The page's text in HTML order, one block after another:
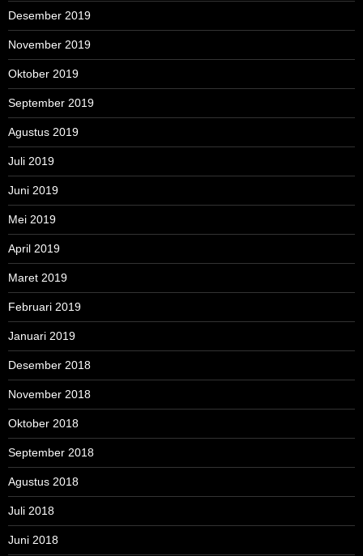
Desember 2019
November 2019
Oktober 2019
September 2019
Agustus 2019
Juli 2019
Juni 2019
Mei 2019
April 2019
Maret 2019
Februari 2019
Januari 2019
Desember 2018
November 2018
Oktober 2018
September 2018
Agustus 2018
Juli 2018
Juni 2018